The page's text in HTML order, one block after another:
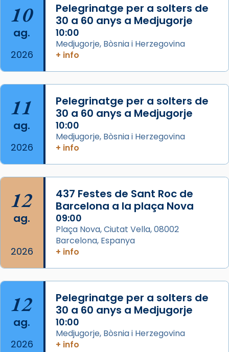
Aquest dilluns, 27 de juliol, ha tingut lloc la
missa d’acció de gràcies en agraïment al
comitè organitzador de la visita apostòlica
del Sant Pare Lleó XIV a Barcelona, i als
col·laboradors, a la Catedral de Barcelona.
concelebrat el bisbe auxiliar de Barcelona,
Mons. David Abadías.
📸 Dr. G. Simón
Photo
View on Facebook · Share
Arquebisbat de Barcelona
2 weeks ago
Memòria de les santes Juliana i
Semproniana, verges i màrtirs.
Acompanyant la història de sant Cugat, a
partir de l’Edat Mitjana sorgeix la tradició
que les santes Juliana (“relatiu a Júlia”) i
Semproniana (“relatiu a Semprònia =
eterna”) són deixebles seves. I l’any 1667, el
frare Joan Gaspar Roig, afirma en una obra
que les santes són filles de l’antiga Iluro.
Mataró en reivindicarà les relíquies fins que
10
ag.
2026
Pelegrinatge per a solters de
30 a 60 anys a Medjugorje
10:00
Medjugorje, Bòsnia i Herzegovina
+ info
11
ag.
2026
Pelegrinatge per a solters de
30 a 60 anys a Medjugorje
10:00
Medjugorje, Bòsnia i Herzegovina
+ info
12
ag.
2026
437 Festes de Sant Roc de
Barcelona a la plaça Nova
09:00
Plaça Nova, Ciutat Vella, 08002
Barcelona, Espanya
+ info
12
ag.
2026
Pelegrinatge per a solters de
30 a 60 anys a Medjugorje
10:00
Medjugorje, Bòsnia i Herzegovina
+ info